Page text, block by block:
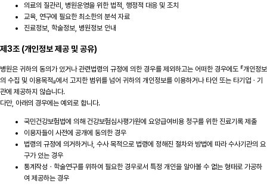
의료의 질관리, 병원운영을 위한 법적, 행정적 대응 및 조치
교육, 연구에 필요한 최소한의 분석 자료
진료정보, 학술정보, 병원정보 안내
제3조 (개인정보 제공 및 공유)
병원은 귀하의 동의가 있거나 관련법령의 규정에 의한 경우를 제외하고는 어떠한 경우에도 『개인정보
의 수집 및 이용목적』에서 고지한 범위를 넘어 귀하의 개인정보를 이용하거나 타인 또는 타기업ㆍ기
관에 제공하지 않습니다.
다만, 아래의 경우에는 예외로 합니다.
국민건강보험법에 의해 건강보험심사평가원에 요양급여비용 청구를 위한 진료기록 제출
이용자들이 사전에 공개에 동의한 경우
법령의 규정에 의거하거나, 수사 목적으로 법령에 정해진 절차와 방법에 따라 수사기관의 요
구가 있는 경우
통계작성ㆍ학술연구를 위하여 필요한 경우로서 특정 개인을 알아볼 수 없는 형태로 가공하
여 제공하는 경우